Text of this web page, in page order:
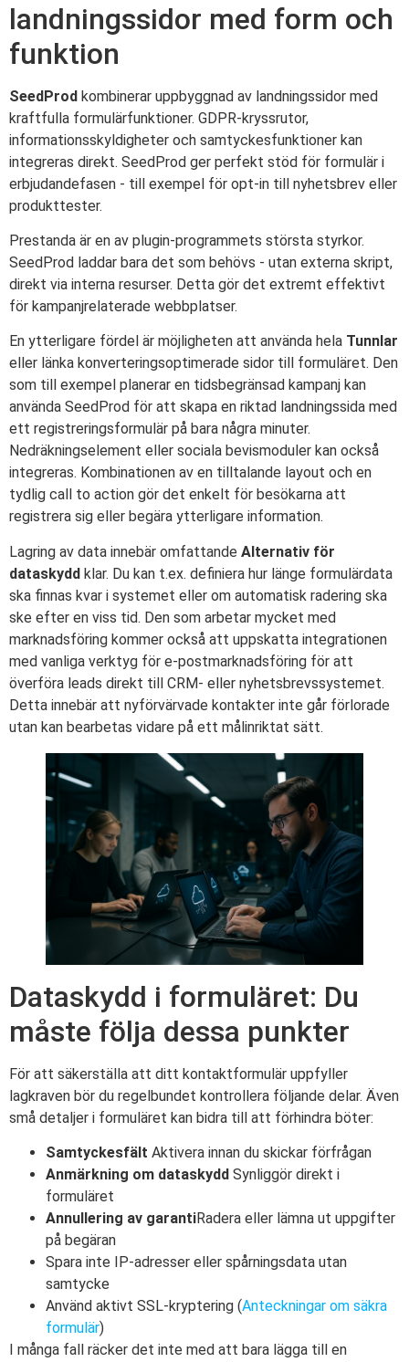
landningssidor med form och
funktion
SeedProd kombinerar uppbyggnad av landningssidor med
kraftfulla formulärfunktioner. GDPR-kryssrutor,
informationsskyldigheter och samtyckesfunktioner kan
integreras direkt. SeedProd ger perfekt stöd för formulär i
erbjudandefasen - till exempel för opt-in till nyhetsbrev eller
produkttester.
Prestanda är en av plugin-programmets största styrkor.
SeedProd laddar bara det som behövs - utan externa skript,
direkt via interna resurser. Detta gör det extremt effektivt
för kampanjrelaterade webbplatser.
En ytterligare fördel är möjligheten att använda hela Tunnlar
eller länka konverteringsoptimerade sidor till formuläret. Den
som till exempel planerar en tidsbegränsad kampanj kan
använda SeedProd för att skapa en riktad landningssida med
ett registreringsformulär på bara några minuter.
Nedräkningselement eller sociala bevismoduler kan också
integreras. Kombinationen av en tilltalande layout och en
tydlig call to action gör det enkelt för besökarna att
registrera sig eller begära ytterligare information.
Lagring av data innebär omfattande Alternativ för
dataskydd klar. Du kan t.ex. definiera hur länge formulärdata
ska finnas kvar i systemet eller om automatisk radering ska
ske efter en viss tid. Den som arbetar mycket med
marknadsföring kommer också att uppskatta integrationen
med vanliga verktyg för e-postmarknadsföring för att
överföra leads direkt till CRM- eller nyhetsbrevssystemet.
Detta innebär att nyförvärvade kontakter inte går förlorade
utan kan bearbetas vidare på ett målinriktat sätt.
Dataskydd i formuläret: Du
måste följa dessa punkter
För att säkerställa att ditt kontaktformulär uppfyller
lagkraven bör du regelbundet kontrollera följande delar. Även
små detaljer i formuläret kan bidra till att förhindra böter:
Samtyckesfält Aktivera innan du skickar förfrågan
Anmärkning om dataskydd Synliggör direkt i
formuläret
Annullering av garantiRadera eller lämna ut uppgifter
på begäran
Spara inte IP-adresser eller spårningsdata utan
samtycke
Använd aktivt SSL-kryptering (Anteckningar om säkra
formulär)
I många fall räcker det inte med att bara lägga till en